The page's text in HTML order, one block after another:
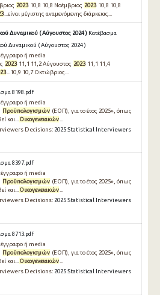
202310,8 10,8 Νοέμβριος 202310,8 10,8
...είναι μέγιστης αναμενόμενης διάρκειας...
Δυναμικού ( Αύγουστος 2024 ) Κατέβασμα
Δυναμικού ( Αύγουστος 2024 )
ή media
202311,1 11,2 Αύγουστος 202311,1 11,4
...10,9 10,7 Οκτώβριος...
8198.pdf
ή media
Προϋπολογισμών (ΕΟΠ), για το έτος 2025», όπως
και...
Οικογενειακών
Decisions: 2025 Statistical Interviewers
8397.pdf
ή media
Προϋπολογισμών (ΕΟΠ), για το έτος 2025», όπως
και... Οικογενειακών...
Decisions: 2025 Statistical Interviewers
8713.pdf
ή media
Προϋπολογισμών (ΕΟΠ), για το έτος 2025», όπως
και...
Οικογενειακών
Decisions: 2025 Statistical Interviewers